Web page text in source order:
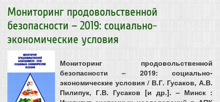
Мониторинг продовольственной
безопасности – 2019: социально-
экономические условия
Мониторинг продовольственной
безопасности – 2019: социально-
экономические условия / В.Г. Гусаков, А.В.
Пилипук, Г.В. Гусаков [и др.]. – Минск :